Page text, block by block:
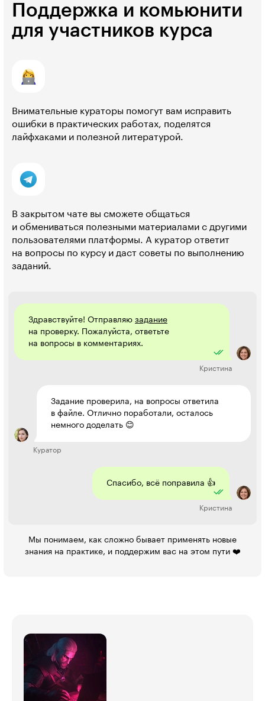
Поддержка и комьюнити
для участников курса
Внимательные кураторы помогут вам исправить
ошибки в практических работах, поделятся
лайфхаками и полезной литературой.
В закрытом чате вы сможете общаться
и обмениваться полезными материалами с другими
пользователями платформы. А куратор ответит
на вопросы по курсу и даст советы по выполнению
заданий.
Здравствуйте! Отправляю задание
на проверку. Пожалуйста, ответьте
на вопросы в комментариях.
Кристина
Задание проверила, на вопросы ответила
в файле. Отлично поработали, осталось
немного доделать 😊
Куратор
Спасибо, всё поправила 👍
Кристина
Мы понимаем, как сложно бывает применять новые
знания на практике, и поддержим вас на этом пути ❤️